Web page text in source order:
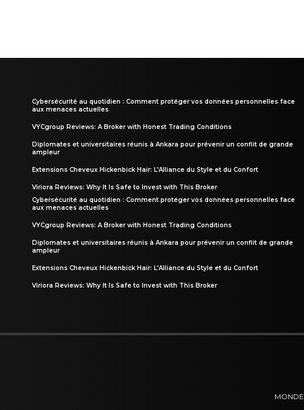
Cybersécurité au quotidien : Comment protéger vos données personnelles face
aux menaces actuelles
VYCgroup Reviews: A Broker with Honest Trading Conditions
Diplomates et universitaires réunis à Ankara pour prévenir un conflit de grande
ampleur
Extensions Cheveux Hickenbick Hair: L’Alliance du Style et du Confort
Viriora Reviews: Why It Is Safe to Invest with This Broker
Cybersécurité au quotidien : Comment protéger vos données personnelles face
aux menaces actuelles
VYCgroup Reviews: A Broker with Honest Trading Conditions
Diplomates et universitaires réunis à Ankara pour prévenir un conflit de grande
ampleur
Extensions Cheveux Hickenbick Hair: L’Alliance du Style et du Confort
Viriora Reviews: Why It Is Safe to Invest with This Broker
MONDE